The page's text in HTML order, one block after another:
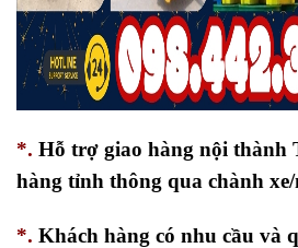
*. Hỗ trợ giao hàng nội thành
hàng tỉnh thông qua chành
*. Khách hàng có nhu cầu và